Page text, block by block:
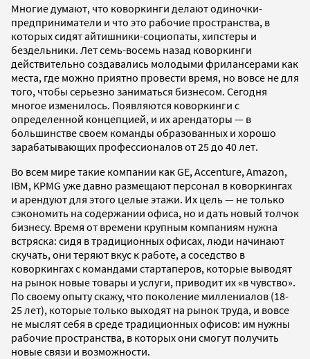
Многие думают, что коворкинги делают одиночки-
предприниматели и что это рабочие пространства, в
которых сидят айтишники-социопаты, хипстеры и
бездельники. Лет семь-восемь назад коворкинги
действительно создавались молодыми фрилансерами как
места, где можно приятно провести время, но вовсе не для
того, чтобы серьезно заниматься бизнесом. Сегодня
многое изменилось. Появляются коворкинги с
определенной концепцией, и их арендаторы — в
большинстве своем команды образованных и хорошо
зарабатывающих профессионалов от 25 до 40 лет.
Во всем мире такие компании как GE, Accenture, Amazon,
IBM, KPMG уже давно размещают персонал в коворкингах
и арендуют для этого целые этажи. Их цель — не только
сэкономить на содержании офиса, но и дать новый толчок
бизнесу. Время от времени крупным компаниям нужна
встряска: сидя в традиционных офисах, люди начинают
скучать, они теряют вкус к работе, а соседство в
коворкингах с командами стартаперов, которые выводят
на рынок новые товары и услуги, приводит их «в чувство».
По своему опыту скажу, что поколение миллениалов (18-
25 лет), которые только выходят на рынок труда, и вовсе
не мыслят себя в среде традиционных офисов: им нужны
рабочие пространства, в которых они смогут получить
новые связи и возможности.